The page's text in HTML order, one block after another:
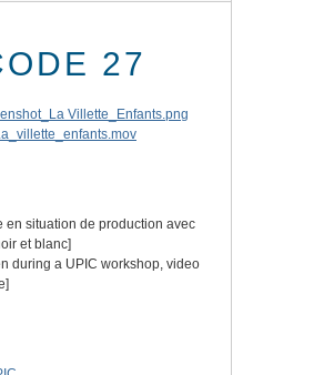
27
en situation de production avec
et blanc]
during a UPIC workshop, video